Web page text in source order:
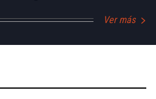
Ver más